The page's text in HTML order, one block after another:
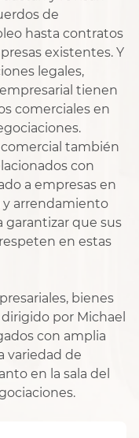
de
hasta contratos
existentes. Y
legales,
tienen
comerciales en
también
con
a empresas en
y arrendamiento
garantizar que sus
en estas
bienes
por Michael
con amplia
variedad de
en la sala del